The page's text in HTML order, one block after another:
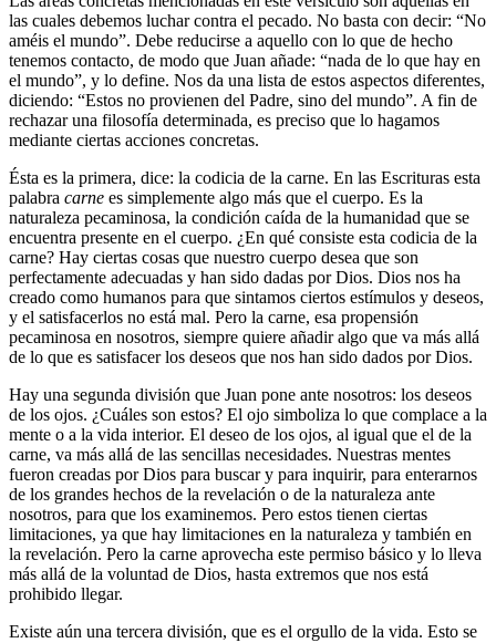
las cuales debemos luchar contra el pecado. No basta con decir: “No
améis el mundo”. Debe reducirse a aquello con lo que de hecho
tenemos contacto, de modo que Juan añade: “nada de lo que hay en
el mundo”, y lo define. Nos da una lista de estos aspectos diferentes,
diciendo: “Estos no provienen del Padre, sino del mundo”. A fin de
rechazar una filosofía determinada, es preciso que lo hagamos
mediante ciertas acciones concretas.
Ésta es la primera, dice: la codicia de la carne. En las Escrituras esta
palabra carne es simplemente algo más que el cuerpo. Es la
naturaleza pecaminosa, la condición caída de la humanidad que se
encuentra presente en el cuerpo. ¿En qué consiste esta codicia de la
carne? Hay ciertas cosas que nuestro cuerpo desea que son
perfectamente adecuadas y han sido dadas por Dios. Dios nos ha
creado como humanos para que sintamos ciertos estímulos y deseos,
y el satisfacerlos no está mal. Pero la carne, esa propensión
pecaminosa en nosotros, siempre quiere añadir algo que va más allá
de lo que es satisfacer los deseos que nos han sido dados por Dios.
Hay una segunda división que Juan pone ante nosotros: los deseos
de los ojos. ¿Cuáles son estos? El ojo simboliza lo que complace a la
mente o a la vida interior. El deseo de los ojos, al igual que el de la
carne, va más allá de las sencillas necesidades. Nuestras mentes
fueron creadas por Dios para buscar y para inquirir, para enterarnos
de los grandes hechos de la revelación o de la naturaleza ante
nosotros, para que los examinemos. Pero estos tienen ciertas
limitaciones, ya que hay limitaciones en la naturaleza y también en
la revelación. Pero la carne aprovecha este permiso básico y lo lleva
más allá de la voluntad de Dios, hasta extremos que nos está
prohibido llegar.
Existe aún una tercera división, que es el orgullo de la vida. Esto se